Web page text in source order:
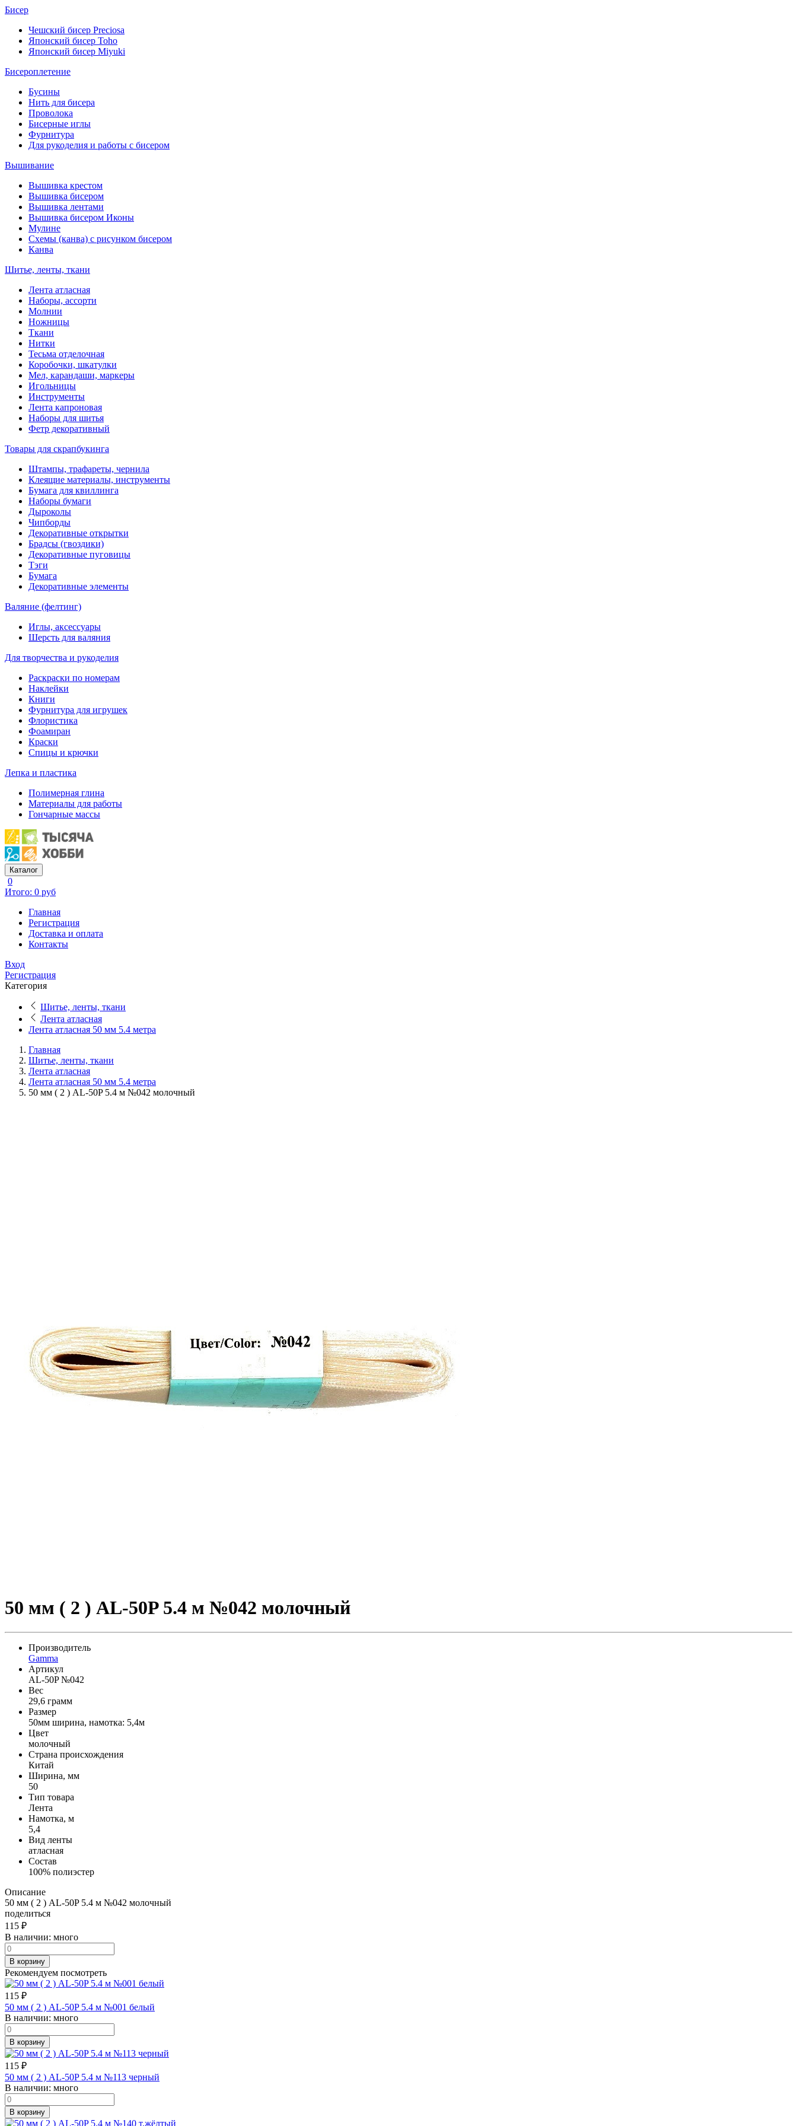
Бисер
Чешский бисер Preciosa
Японский бисер Toho
Японский бисер Miyuki
Бисероплетение
Бусины
Нить для бисера
Проволока
Бисерные иглы
Фурнитура
Для рукоделия и работы с бисером
Вышивание
Вышивка крестом
Вышивка бисером
Вышивка лентами
Вышивка бисером Иконы
Мулине
Схемы (канва) с рисунком бисером
Канва
Шитье, ленты, ткани
Лента атласная
Наборы, ассорти
Молнии
Ножницы
Ткани
Нитки
Тесьма отделочная
Коробочки, шкатулки
Мел, карандаши, маркеры
Игольницы
Инструменты
Лента капроновая
Наборы для шитья
Фетр декоративный
Товары для скрапбукинга
Штампы, трафареты, чернила
Клеящие материалы, инструменты
Бумага для квиллинга
Наборы бумаги
Дыроколы
Чипборды
Декоративные открытки
Брадсы (гвоздики)
Декоративные пуговицы
Тэги
Бумага
Декоративные элементы
Валяние (фелтинг)
Иглы, аксессуары
Шерсть для валяния
Для творчества и рукоделия
Раскраски по номерам
Наклейки
Книги
Фурнитура для игрушек
Флористика
Фоамиран
Краски
Спицы и крючки
Лепка и пластика
Полимерная глина
Материалы для работы
Гончарные массы
Каталог
0
Итого: 0 руб
Главная
Регистрация
Доставка и оплата
Контакты
Вход
Регистрация
Категория
Шитье, ленты, ткани
Лента атласная
Лента атласная 50 мм 5.4 метра
Главная
Шитье, ленты, ткани
Лента атласная
Лента атласная 50 мм 5.4 метра
50 мм ( 2 ) AL-50P 5.4 м №042 молочный
50 мм ( 2 ) AL-50P 5.4 м №042 молочный
Производитель
Gamma
Артикул
AL-50P №042
Вес
29,6 грамм
Размер
50мм ширина, намотка: 5,4м
Цвет
молочный
Страна происхождения
Китай
Ширина, мм
50
Тип товара
Лента
Намотка, м
5,4
Вид ленты
атласная
Состав
100% полиэстер
Описание
50 мм ( 2 ) AL-50P 5.4 м №042 молочный
поделиться
115 ₽
В наличии: много
В корзину
Рекомендуем посмотреть
115 ₽
50 мм ( 2 ) AL-50P 5.4 м №001 белый
В наличии: много
В корзину
115 ₽
50 мм ( 2 ) AL-50P 5.4 м №113 черный
В наличии: много
В корзину